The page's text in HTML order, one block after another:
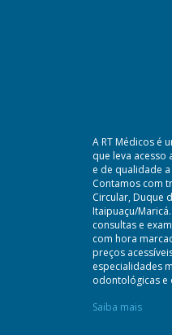
A RT Médicos é
que leva acesso
e de qualidade
Contamos com
Circular, Duque
Itaipuaçu/
consultas e
com hora
preços
especialidades
odontológicas e
Saiba mais